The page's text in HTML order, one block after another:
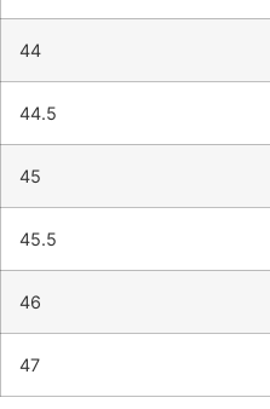
44
44.5
45
45.5
46
47